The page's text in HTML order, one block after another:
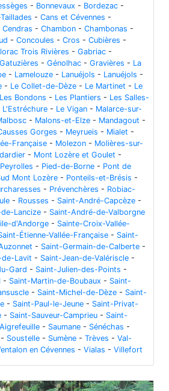
- Bonnevaux - Bordezac -
- Cans et Cévennes -
Cendras - Chambon - Chambonas -
- Concoules - Cros - Cubières -
Trois Rivières - Gabriac -
Gatuzières - Génolhac - Gravières - La
- Lamelouze - Lanuéjols - Lanuéjols -
- Le Collet-de-Dèze - Le Martinet - Le
Les Bondons - Les Plantiers - Les Salles-
L'Estréchure - Le Vigan - Malarce-sur-
- Malons-et-Elze - Mandagout -
Gorges - Meyrueis - Mialet -
Française - Molezon - Molières-sur-
- Mont Lozère et Goulet -
Peyrolles - Pied-de-Borne - Pont de
Mont Lozère - Ponteils-et-Brésis -
- Prévenchères - Robiac-
- Rousses - Saint-André-Capcèze -
Lancize - Saint-André-de-Valborgne
d'Andorge - Sainte-Croix-Vallée-
Étienne-Vallée-Française - Saint-
- Saint-Germain-de-Calberte -
de-Lavit - Saint-Jean-de-Valériscle -
Gard - Saint-Julien-des-Points -
- Saint-Martin-de-Boubaux - Saint-
- Saint-Michel-de-Dèze - Saint-
- Saint-Paul-le-Jeune - Saint-Privat-
- Saint-Sauveur-Camprieu - Saint-
- Saumane - Sénéchas -
- Soustelle - Sumène - Trèves - Val-
en Cévennes - Vialas - Villefort